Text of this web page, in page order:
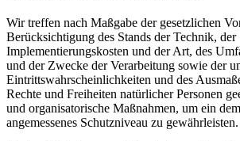
Wir treffen nach Maßgabe der gesetzlichen
Berücksichtigung des Stands der Technik, der
Implementierungskosten und der Art, des
und der Zwecke der Verarbeitung sowie der
Eintrittswahrscheinlichkeiten und des
Rechte und Freiheiten natürlicher Personen
und organisatorische Maßnahmen, um ein
angemessenes Schutzniveau zu gewährleisten.